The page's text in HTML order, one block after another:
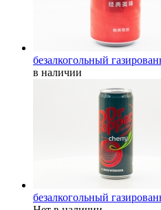
безалкогольный
в наличии
безалкогольный